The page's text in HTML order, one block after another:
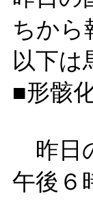
ちから
以下は
■形骸
昨日
午後６